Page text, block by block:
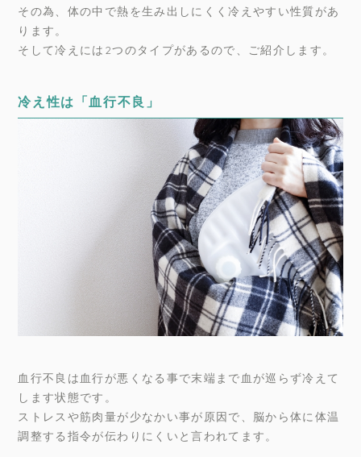
その為、体の中で熱を生み出しにくく冷えやすい性質があ
ります。
そして冷えには2つのタイプがあるので、ご紹介します。
冷え性は「血行不良」
血行不良は血行が悪くなる事で末端まで血が巡らず冷えて
します状態です。
ストレスや筋肉量が少なかい事が原因で、脳から体に体温
調整する指令が伝わりにくいと言われてます。